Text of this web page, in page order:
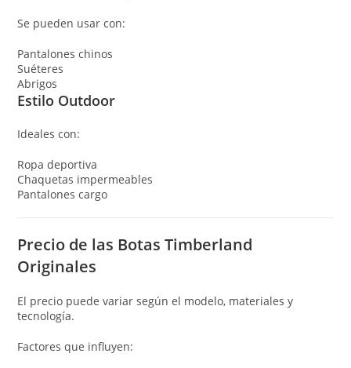
Se pueden usar con:
Pantalones chinos
Suéteres
Abrigos
Estilo Outdoor
Ideales con:
Ropa deportiva
Chaquetas impermeables
Pantalones cargo
Precio de las Botas Timberland
Originales
El precio puede variar según el modelo, materiales y
tecnología.
Factores que influyen: